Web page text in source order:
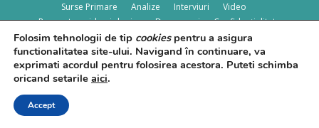
Surse Primare Analize Interviuri
Video
Rapoarte epidemiologice
Despre noi Confidențialitate
© Powered by Control F5
Folosim tehnologii de tip cookiespentru a asigura
functionalitatea site-ului. Navigand în continuare, va
exprimati acordul pentru folosirea acestora. Puteti schimba
oricand setarile aici.
Accept